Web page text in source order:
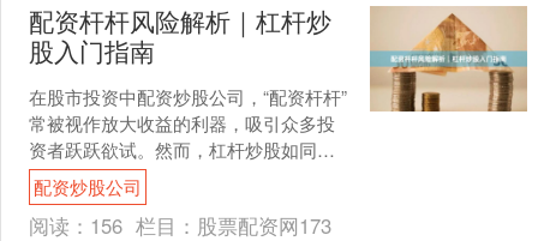
配资杆杆风险解析｜杠杆炒
股入门指南
在股市投资中配资炒股公司，“配资杆杆”
常被视作放大收益的利器，吸引众多投
资者跃跃欲试。然而，杠杆炒股如同一
把双刃剑，在放大收益的同时也成倍放
大风险。本文将为新手....
配资炒股公司
阅读： 156 栏目： 股票配资网173